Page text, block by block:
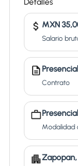
Detalles
MXN
Salario
Presencial
Contrato
Presencial
Modalidad
Zapopan,